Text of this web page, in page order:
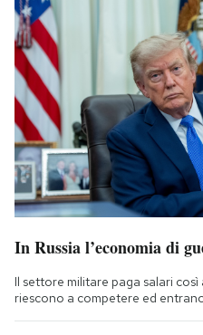
In Russia l’economia di
Il settore militare paga salari
riescono a competere ed